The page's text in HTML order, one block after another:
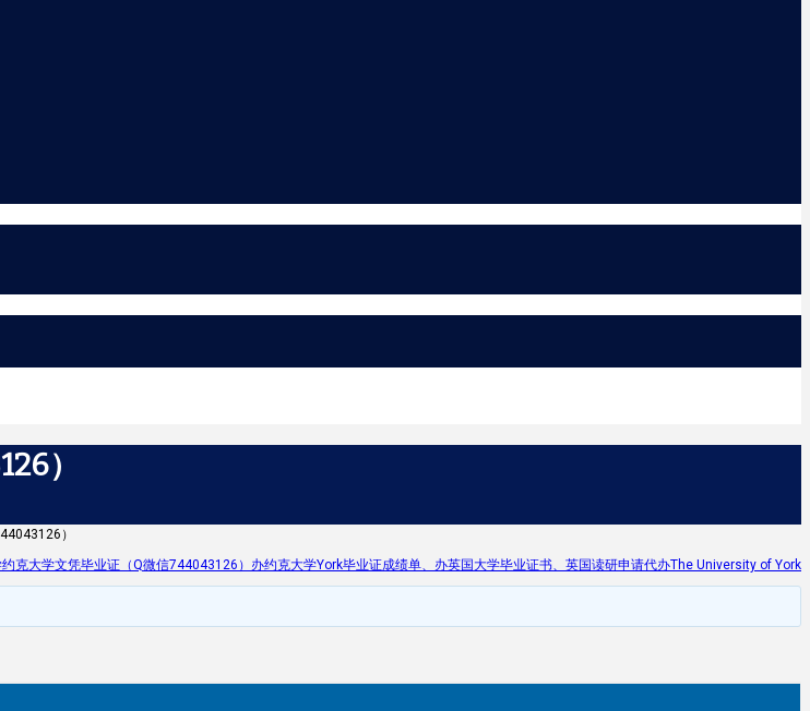
）
）
克大学文凭毕业证（Q微信744043126）办约克大学York毕业证成绩单、办英国大学毕业证书、英国读研申请代办The University of York